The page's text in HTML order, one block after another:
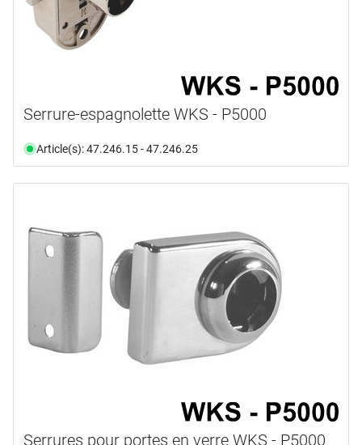
Serrure-espagnolette WKS - P5000
Article(s): 47.246.15 - 47.246.25
Serrures pour portes en verre WKS - P5000